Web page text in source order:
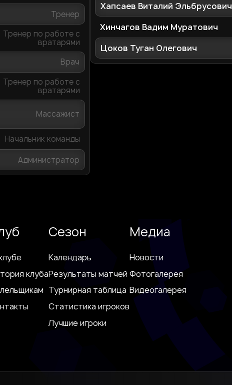
Тренер
Тренер по работе с
вратарями
Врач
Тренер по работе с
вратарями
Массажист
Начальник команды
Администратор
Хапсаев Виталий Эльбрусович
Хинчагов Вадим Муратович
Цоков Туган Олегович
клуба
Сезон
Календарь
Результаты матчей
Турнирная таблица
Статистика игроков
Лучшие игроки
Медиа
Новости
Фотогалерея
Видеогалерея